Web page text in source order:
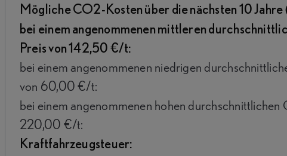
Mögliche CO2-Kosten über die nächsten 10
bei einem angenommenen mittleren
Preis von 142,50 €/t:
bei einem angenommenen niedrigen
von 60,00 €/t:
bei einem angenommenen hohen durchschnittlichen
220,00 €/t:
Kraftfahrzeugsteuer: